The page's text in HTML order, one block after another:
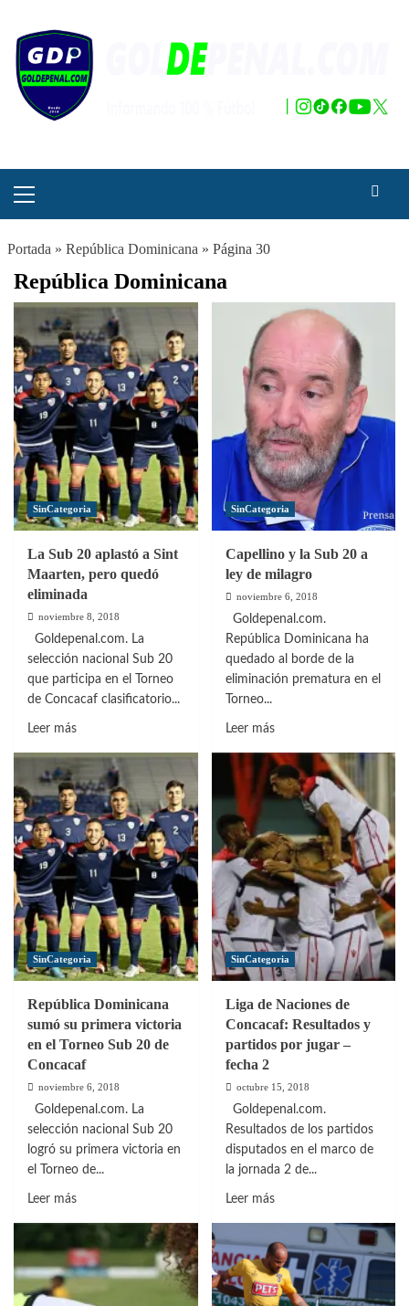
contenido
principal
Portada » República Dominicana » Página 30
República Dominicana
SinCategoria
La Sub 20 aplastó a Sint
Maarten, pero quedó
eliminada
noviembre 8, 2018
Goldepenal.com. La
selección nacional Sub 20
que participa en el Torneo
de Concacaf clasificatorio...
Leer másLeer
La
Sub
20
aplastó
a
Sint
Maarten,
pero
quedó
eliminada
SinCategoria
Capellino y la Sub 20 a
ley de milagro
noviembre 6, 2018
Goldepenal.com.
República Dominicana ha
quedado al borde de la
eliminación prematura en el
Torneo...
Leer másLeer
sobre
Capellino
Sub
20
a
ley
de
milagro
SinCategoria
República Dominicana
sumó su primera victoria
en el Torneo Sub 20 de
Concacaf
noviembre 6, 2018
Goldepenal.com. La
selección nacional Sub 20
logró su primera victoria en
el Torneo de...
Leer másLeer
sobre
República
Dominicana
sumó
SinCategoria
Liga de Naciones de
Concacaf: Resultados y
partidos por jugar –
fecha 2
octubre 15, 2018
Goldepenal.com.
Resultados de los partidos
disputados en el marco de
la jornada 2 de...
Leer másLeer
Liga
de
Naciones
Paginación
de
entradas